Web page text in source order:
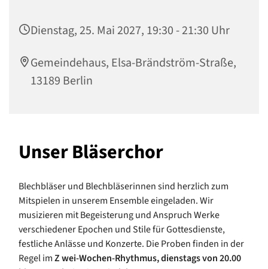
Dienstag, 25. Mai 2027, 19:30 - 21:30 Uhr
Gemeindehaus, Elsa-Brändström-Straße,
13189 Berlin
Unser Bläserchor
Blechbläser und Blechbläserinnen sind herzlich zum
Mitspielen in unserem Ensemble eingeladen. Wir
musizieren mit Begeisterung und Anspruch Werke
verschiedener Epochen und Stile für Gottesdienste,
festliche Anlässe und Konzerte. Die Proben finden in der
Regel imZwei-Wochen-Rhythmus, dienstags von 20.00